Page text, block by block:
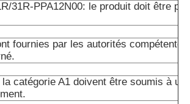
31R-PPA12N00: le produit doit être
fournies par les autorités
la catégorie A1 doivent être soumis à un